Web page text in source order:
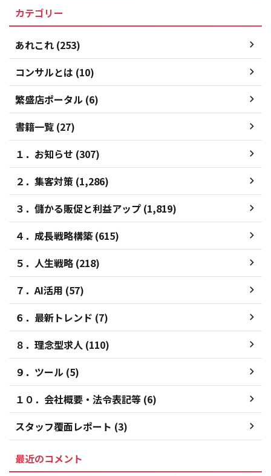
カテゴリー
あれこれ (253)
コンサルとは (10)
繁盛店ポータル (6)
書籍一覧 (27)
１．お知らせ (307)
２．集客対策 (1,286)
３．儲かる販促と利益アップ (1,819)
４．成長戦略構築 (615)
５．人生戦略 (218)
７．AI活用 (57)
６．最新トレンド (7)
８．理念型求人 (110)
９．ツール (5)
１０．会社概要・法令表記等 (6)
スタッフ覆面レポート (3)
最近のコメント